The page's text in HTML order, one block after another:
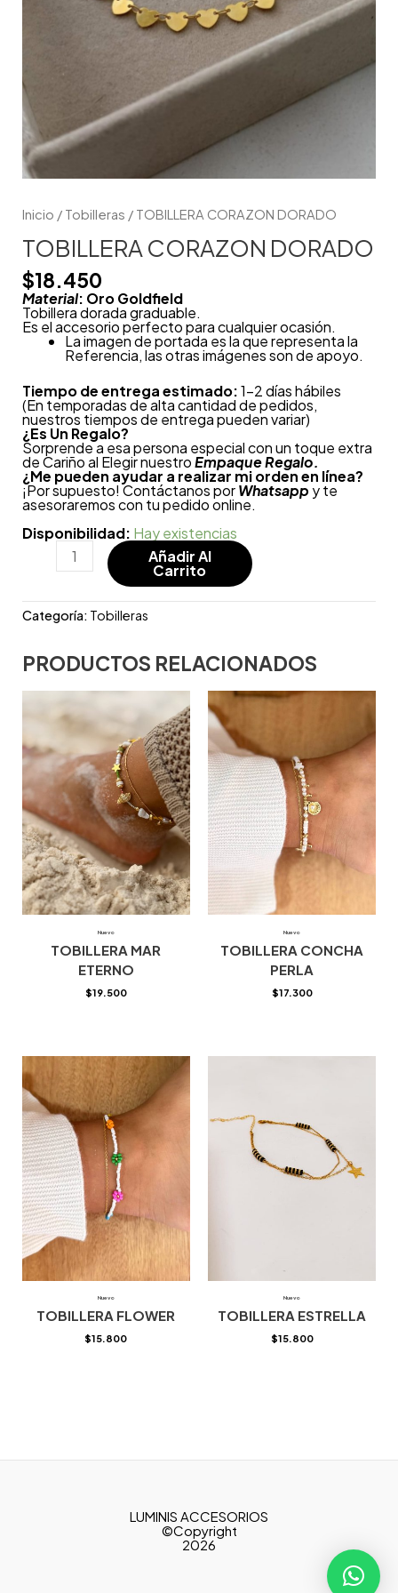
Inicio / Tobilleras / TOBILLERA CORAZON DORADO
TOBILLERA CORAZON DORADO
$18.450
Material: Oro Goldfield
Tobillera dorada graduable.
Es el accesorio perfecto para cualquier ocasión.
La imagen de portada es la que representa la
Referencia, las otras imágenes son de apoyo.
Tiempo de entrega estimado:1-2 días hábiles
(En temporadas de alta cantidad de pedidos,
nuestros tiempos de entrega pueden variar)
¿Es Un Regalo?
Sorprende a esa persona especial con un toque extra
de Cariño al Elegir nuestroEmpaque Regalo.
¿Me pueden ayudar a realizar mi orden en línea?
¡Por supuesto! Contáctanos porWhatsapp y te
asesoraremos con tu pedido online.
Disponibilidad: Hay existencias
Añadir Al
Carrito
Categoría: Tobilleras
PRODUCTOS RELACIONADOS
Nuevo
TOBILLERA MAR
ETERNO
$19.500
Nuevo
TOBILLERA CONCHA
PERLA
$17.300
Nuevo
TOBILLERA FLOWER
$15.800
Nuevo
TOBILLERA ESTRELLA
$15.800
LUMINIS ACCESORIOS
©Copyright
2026